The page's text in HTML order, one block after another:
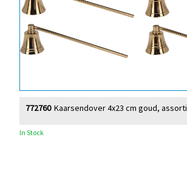
Kaarsendover 4x23 cm goud, assorti
772760
In Stock